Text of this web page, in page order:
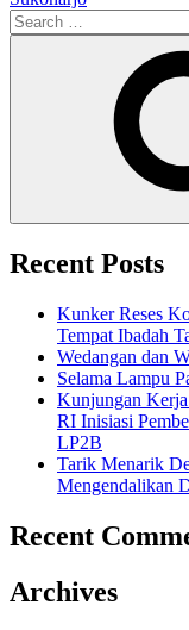
Search
for:
Recent Posts
Kunker Reses
Tempat Ibadah
Wedangan dan
Selama Lampu
Kunjungan
RI Inisiasi
LP2B
Tarik Menarik
Mengendalikan
Recent
Archives